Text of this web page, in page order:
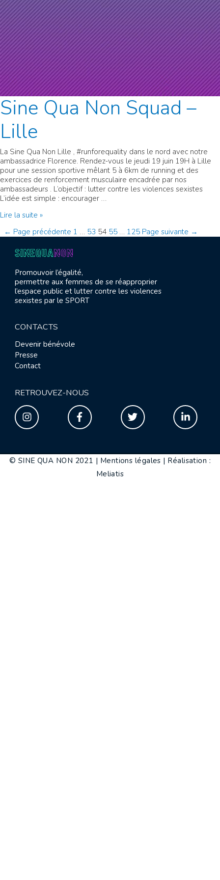
Sine Qua Non Squad –
Lille
La Sine Qua Non Lille , #runforequality dans le nord avec notre
ambassadrice Florence. Rendez-vous le jeudi 19 juin 19H à Lille
pour une session sportive mêlant 5 à 6km de running et des
exercices de renforcement musculaire encadrée par nos
ambassadeurs . L’objectif : lutter contre les violences sexistes
L’idée est simple : encourager …
Sine
Non
Lire la suite »
Pagination
des
publications
← Page précédente 1 … 53 54 55 … 125 Page suivante →
Promouvoir l’égalité,
permettre aux femmes de se réapproprier
l’espace public et lutter contre les violences
sexistes par le SPORT
CONTACTS
Devenir bénévole
Presse
Contact
RETROUVEZ-NOUS
© SINE QUA NON 2021 | Mentions légales | Réalisation :
Meliatis